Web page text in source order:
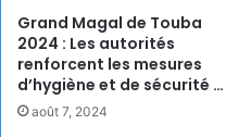
Grand Magal de Touba
2024 : Les autorités
renforcent les mesures
d’hygiène et de sécurité …
août 7, 2024